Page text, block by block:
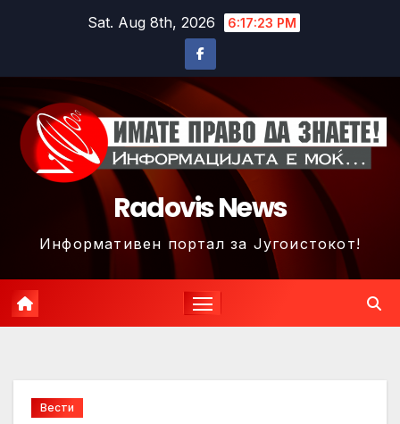
Sat. Aug 8th, 2026 6:17:26 PM
Radovis News
Информативен портал за Југоистокот!
Вести